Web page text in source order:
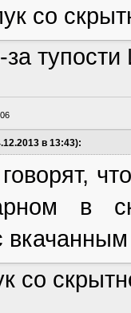
со
в 13:43):
в
со